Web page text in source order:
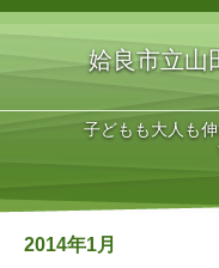
姶良市立山
子どもも大人も
2014年1月